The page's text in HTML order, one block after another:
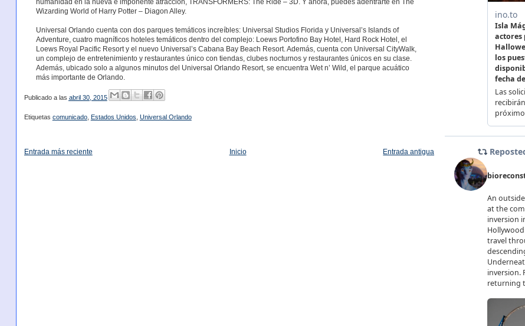
humanidad en la nueva e imponente atracción, TRANSFORMERS: The Ride – 3D. Y ahora, puedes adentrarte en The
Wizarding World of Harry Potter – Diagon Alley.
Universal Orlando cuenta con dos parques temáticos increíbles: Universal Studios Florida y Universal’s Islands of
Adventure, cuatro magníficos hoteles temáticos dentro del complejo: Loews Portofino Bay Hotel, Hard Rock Hotel, el
Loews Royal Pacific Resort y el nuevo Universal’s Cabana Bay Beach Resort. Además, cuenta con Universal CityWalk,
un complejo de entretenimiento y restaurantes único con tiendas, clubes nocturnos y restaurantes únicos en su clase.
Además, ubicado solo a algunos minutos del Universal Orlando Resort, se encuentra Wet n’ Wild, el parque acuático
más importante de Orlando.
Publicado a las abril 30, 2015
Etiquetas comunicado, Estados Unidos Universal Orlando
Entrada más reciente Entrada antigua
Inicio